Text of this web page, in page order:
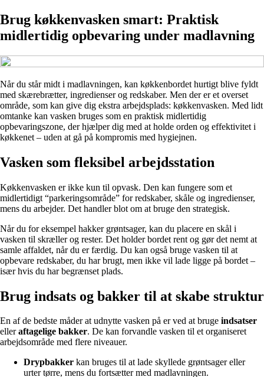
Brug køkkenvasken smart: Praktisk
midlertidig opbevaring under madlavning
Når du står midt i madlavningen, kan køkkenbordet hurtigt blive fyldt
med skærebrætter, ingredienser og redskaber. Men der er et overset
område, som kan give dig ekstra arbejdsplads: køkkenvasken. Med lidt
omtanke kan vasken bruges som en praktisk midlertidig
opbevaringszone, der hjælper dig med at holde orden og effektivitet i
køkkenet – uden at gå på kompromis med hygiejnen.
Vasken som fleksibel arbejdsstation
Køkkenvasken er ikke kun til opvask. Den kan fungere som et
midlertidigt “parkeringsområde” for redskaber, skåle og ingredienser,
mens du arbejder. Det handler blot om at bruge den strategisk.
Når du for eksempel hakker grøntsager, kan du placere en skål i
vasken til skræller og rester. Det holder bordet rent og gør det nemt at
samle affaldet, når du er færdig. Du kan også bruge vasken til at
opbevare redskaber, du har brugt, men ikke vil lade ligge på bordet –
især hvis du har begrænset plads.
Brug indsats og bakker til at skabe struktur
En af de bedste måder at udnytte vasken på er ved at bruge indsatser
elleraftagelige bakker. De kan forvandle vasken til et organiseret
arbejdsområde med flere niveauer.
Drypbakker kan bruges til at lade skyllede grøntsager eller
urter tørre, mens du fortsætter med madlavningen.